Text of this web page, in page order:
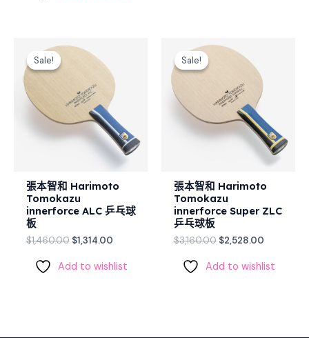
Sale!
Sale!
張本智和 Harimoto
Tomokazu
innerforce ALC 乒乓球
板
$1,460.00
Original
price
$1,460.00.
$1,314.00
$1,314.00.
Add to wishlist
Sale!
Sale!
張本智和 Harimoto
Tomokazu
innerforce Super ZLC
乒乓球板
$3,160.00
Original
price
$3,160.00.
$2,528.00
Add to wishlist